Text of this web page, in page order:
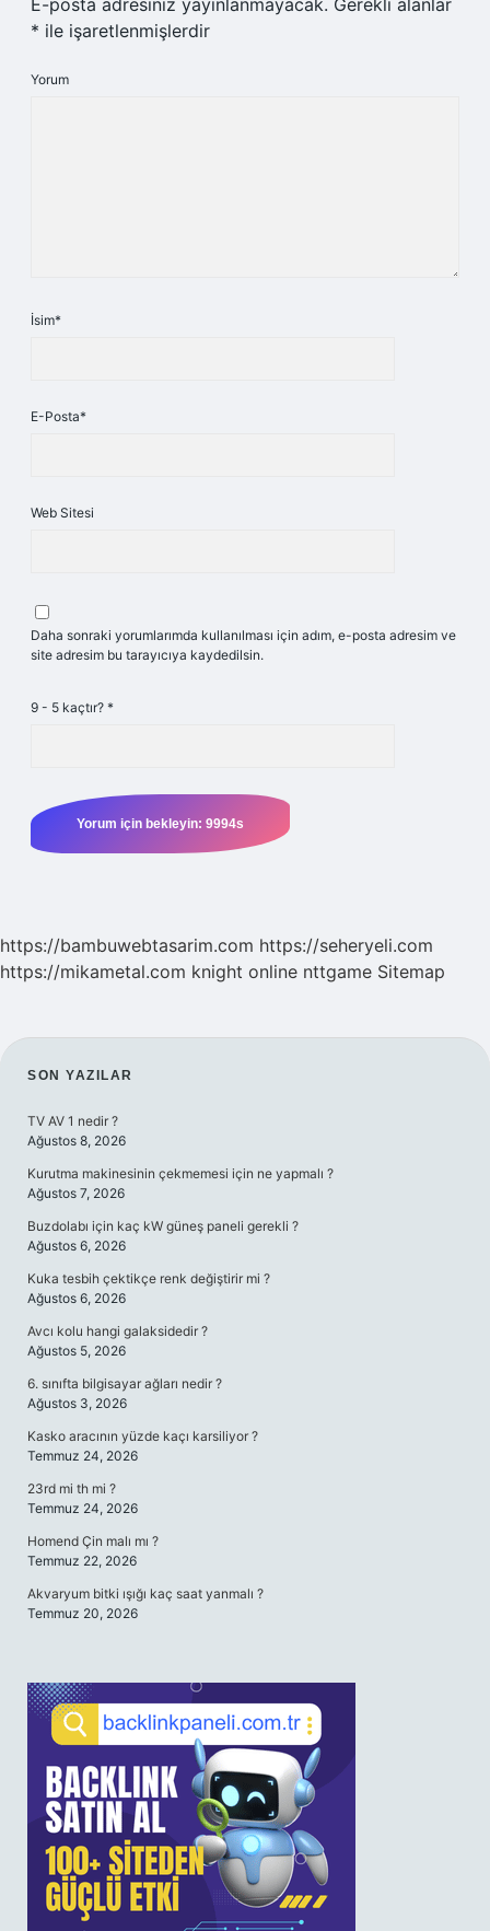
E-posta adresiniz yayınlanmayacak. Gerekli alanlar
* ile işaretlenmişlerdir
Yorum
İsim*
E-Posta*
Web Sitesi
Daha sonraki yorumlarımda kullanılması için adım, e-posta adresim ve
site adresim bu tarayıcıya kaydedilsin.
9 - 5 kaçtır? *
https://bambuwebtasarim.com https://seheryeli.com
https://mikametal.com knight online nttgame Sitemap
SIDEBAR
SON YAZILAR
TV AV 1 nedir ?
Ağustos 8, 2026
Kurutma makinesinin çekmemesi için ne yapmalı ?
Ağustos 7, 2026
Buzdolabı için kaç kW güneş paneli gerekli ?
Ağustos 6, 2026
Kuka tesbih çektikçe renk değiştirir mi ?
Ağustos 6, 2026
Avcı kolu hangi galaksidedir ?
Ağustos 5, 2026
6. sınıfta bilgisayar ağları nedir ?
Ağustos 3, 2026
Kasko aracının yüzde kaçı karsiliyor ?
Temmuz 24, 2026
23rd mi th mi ?
Temmuz 24, 2026
Homend Çin malı mı ?
Temmuz 22, 2026
Akvaryum bitki ışığı kaç saat yanmalı ?
Temmuz 20, 2026